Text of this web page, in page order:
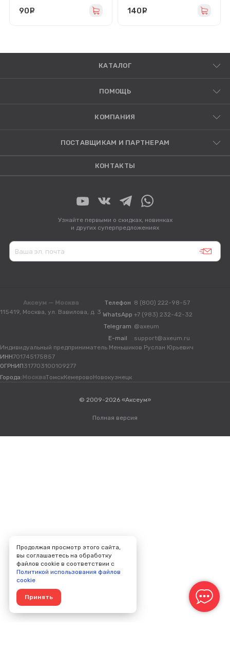
90 140
КАТАЛОГ
ПОМОЩЬ
КОМПАНИЯ
ПОСТАВЩИКАМ И ПАРТНЕРАМ
КОНТАКТЫ
Узнайте первыми о скидках, новинках
и других суперпредложениях
Аксеум — Москва
115419, Москва, ул. Вавилова, д. 3
Телефон 8 (800) 222-98-57
WhatsApp +7 (983) 232-42-32
Telegram @axeum
E-mail
support@axeum.ru
Индивидуальный предприниматель Меньшиков Руслан Юрьевич
ИНН701745175857
ОГРНИП317703100109277
Города: МоскваТомскКемеровоНовокузнецк
© 2009-2026 «Аксеум»
Полная версия
Продолжая просмотр этого сайта,
вы соглашаетесь на обработку
файлов cookie в соответствии с
Политикой использования файлов
cookie
Принять